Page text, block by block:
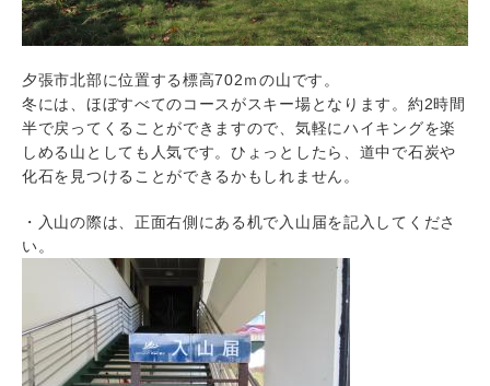
夕張市北部に位置する標高702ｍの山です。
冬には、ほぼすべてのコースがスキー場となります。約2時間
半で戻ってくることができますので、気軽にハイキングを楽
しめる山としても人気です。ひょっとしたら、道中で石炭や
化石を見つけることができるかもしれません。
・入山の際は、正面右側にある机で入山届を記入してくださ
い。